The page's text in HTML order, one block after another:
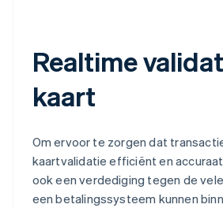
Realtime
kaart
Om ervoor te zorgen dat
kaartvalidatie efficiënt en
ook een verdediging tegen de
een betalingssysteem kunnen